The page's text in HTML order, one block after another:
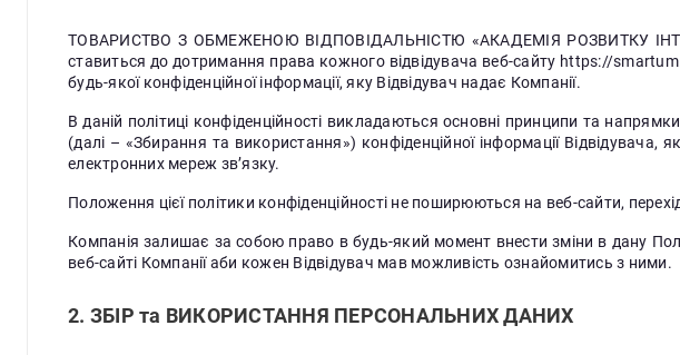
ТОВАРИСТВО З ОБМЕЖЕНОЮ ВІДПОВІДАЛЬНІСТЮ «АКАДЕМІЯ РОЗВИТКУ
ставиться до дотримання права кожного відвідувача веб-сайту https://
будь-якої конфіденційної інформації, яку Відвідувач надає Компанії.
В даній політиці конфіденційності викладаються основні принципи та
(далі – «Збирання та використання») конфіденційної інформації
електронних мереж зв’язку.
Положення цієї політики конфіденційності не поширюються на веб-сайти,
Компанія залишає за собою право в будь-який момент внести зміни в дану
веб-сайті Компанії аби кожен Відвідувач мав можливість ознайомитись з ними.
2. ЗБІР та ВИКОРИСТАННЯ ПЕРСОНАЛЬНИХ ДАНИХ